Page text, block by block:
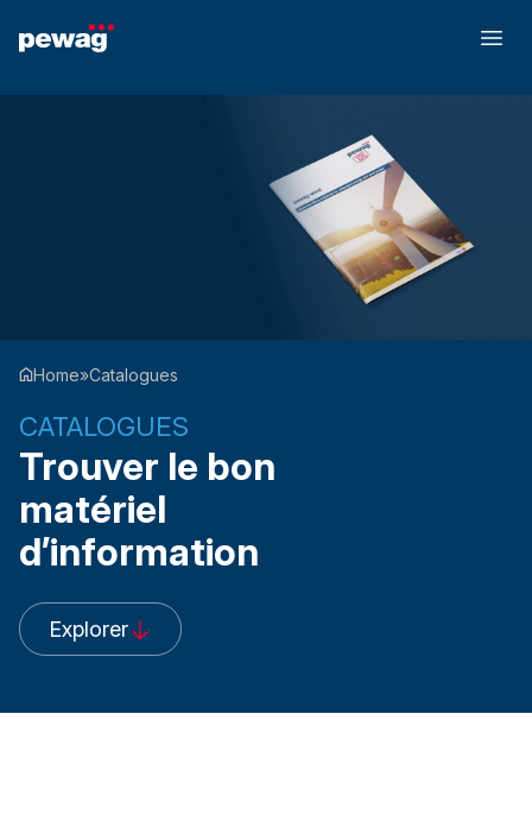
Home»Catalogues
CATALOGUES
Trouver le bon
matériel
d’information
Explorer